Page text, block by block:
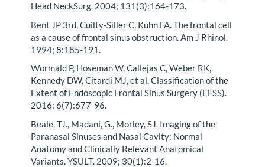
Head NeckSurg. 2004; 131(3):164-173.
Bent JP 3rd, Cuilty-Siller C, Kuhn FA. The frontal cell
as a cause of frontal sinus obstruction. Am J Rhinol.
1994; 8:185-191.
Wormald P, Hoseman W, Callejas C, Weber RK,
Kennedy DW, Citardi MJ, et al. Classification of the
Extent of Endoscopic Frontal Sinus Surgery (EFSS).
2016; 6(7):677-96.
Beale, TJ., Madani, G., Morley, SJ. Imaging of the
Paranasal Sinuses and Nasal Cavity: Normal
Anatomy and Clinically Relevant Anatomical
Variants. YSULT. 2009; 30(1):2-16.